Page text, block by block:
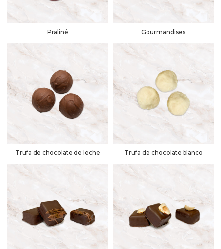
Praliné Gourmandises
Trufa de chocolate de leche Trufa de chocolate blanco